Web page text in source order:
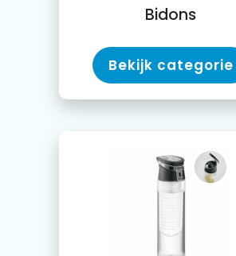
Bidons
Bekijk categorie